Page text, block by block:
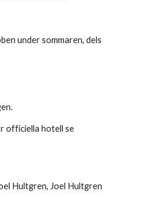
under sommaren, dels
officiella hotell se
Hultgren, Joel Hultgren